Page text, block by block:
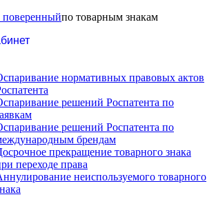
по товарным знакам
нормативных правовых актов
решений Роспатента по
решений Роспатента по
брендам
прекращение товарного знака
переходе права
неиспользуемого товарного